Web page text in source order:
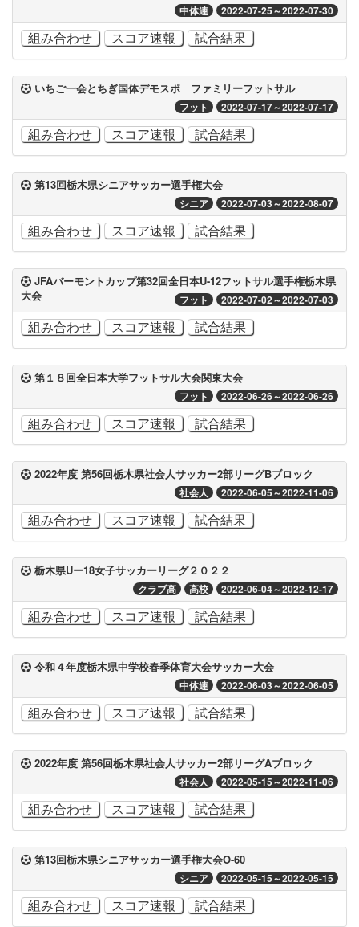
中体連 2022-07-25～2022-07-30
組み合わせ スコア速報 試合結果
いちご一会とちぎ国体デモスポ ファミリーフットサル
フット 2022-07-17～2022-07-17
組み合わせ スコア速報 試合結果
第13回栃木県シニアサッカー選手権大会
シニア 2022-07-03～2022-08-07
組み合わせ スコア速報 試合結果
JFAバーモントカップ第32回全日本U-12フットサル選手権栃木県
大会
フット 2022-07-02～2022-07-03
組み合わせ スコア速報 試合結果
第１８回全日本大学フットサル大会関東大会
フット 2022-06-26～2022-06-26
組み合わせ スコア速報 試合結果
2022年度 第56回栃木県社会人サッカー2部リーグBブロック
社会人 2022-06-05～2022-11-06
組み合わせ スコア速報 試合結果
栃木県Uー18女子サッカーリーグ２０２２
クラブ高 高校 2022-06-04～2022-12-17
組み合わせ スコア速報 試合結果
令和４年度栃木県中学校春季体育大会サッカー大会
中体連 2022-06-03～2022-06-05
組み合わせ スコア速報 試合結果
2022年度 第56回栃木県社会人サッカー2部リーグAブロック
社会人 2022-05-15～2022-11-06
組み合わせ スコア速報 試合結果
第13回栃木県シニアサッカー選手権大会O-60
シニア 2022-05-15～2022-05-15
組み合わせ スコア速報 試合結果